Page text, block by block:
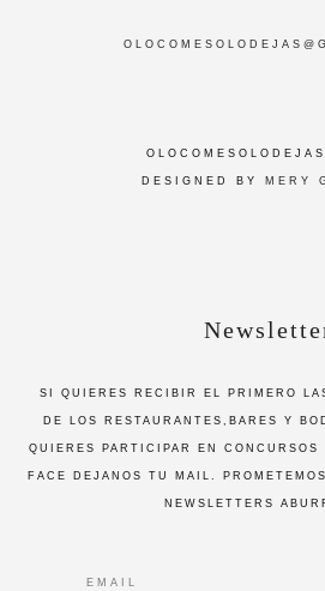
DESIGNED BY MERY
SI QUIERES RECIBIR EL PRIMERO
DE LOS RESTAURANTES,BARES Y
QUIERES PARTICIPAR EN
FACE DEJANOS TU MAIL.
NEWSLETTERS